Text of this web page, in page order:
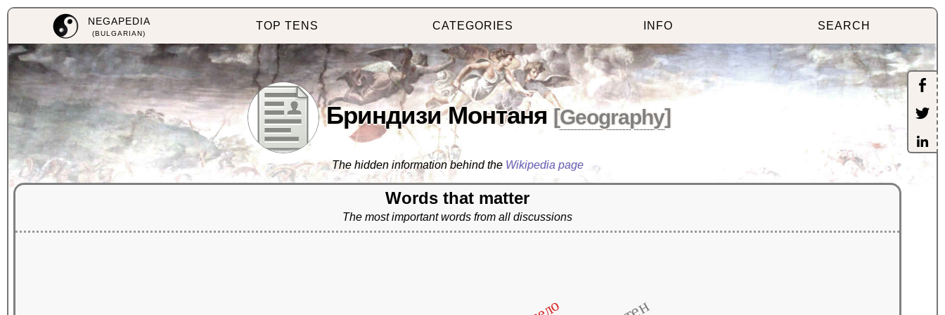
NEGAPEDIA
(BULGARIAN)
TOP TENS CATEGORIES INFO SEARCH
Бриндизи Монтаня [Geography]
The hidden information behind the Wikipedia page
Words that matter
The most important words from all discussions